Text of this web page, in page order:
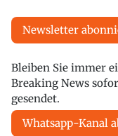
Newsletter
Bleiben Sie immer
Breaking News
gesendet.
Whatsapp-Kanal